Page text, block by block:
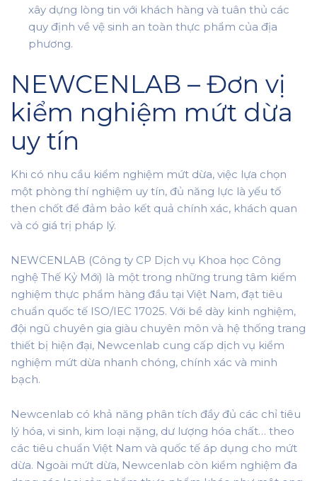
xây dựng lòng tin với khách hàng và tuân thủ các
quy định về vệ sinh an toàn thực phẩm của địa
phương.
NEWCENLAB – Đơn vị
kiểm nghiệm mứt dừa
uy tín
Khi có nhu cầu kiểm nghiệm mứt dừa, việc lựa chọn
một phòng thí nghiệm uy tín, đủ năng lực là yếu tố
then chốt để đảm bảo kết quả chính xác, khách quan
và có giá trị pháp lý.
NEWCENLAB (Công ty CP Dịch vụ Khoa học Công
nghệ Thế Kỷ Mới) là một trong những trung tâm kiểm
nghiệm thực phẩm hàng đầu tại Việt Nam, đạt tiêu
chuẩn quốc tế ISO/IEC 17025. Với bề dày kinh nghiệm,
đội ngũ chuyên gia giàu chuyên môn và hệ thống trang
thiết bị hiện đại, Newcenlab cung cấp dịch vụ kiểm
nghiệm mứt dừa nhanh chóng, chính xác và minh
bạch.
Newcenlab có khả năng phân tích đầy đủ các chỉ tiêu
lý hóa, vi sinh, kim loại nặng, dư lượng hóa chất… theo
các tiêu chuẩn Việt Nam và quốc tế áp dụng cho mứt
dừa. Ngoài mứt dừa, Newcenlab còn kiểm nghiệm đa